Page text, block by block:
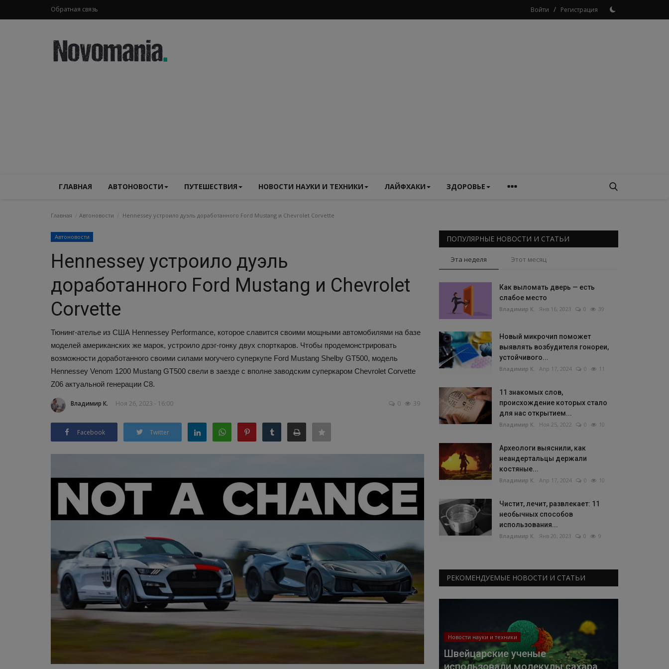
Обратная связь Войти / Регистрация
ГЛАВНАЯ АВТОНОВОСТИ ПУТЕШЕСТВИЯ НОВОСТИ НАУКИ И ТЕХНИКИ ЛАЙФХАКИ ЗДОРОВЬЕ
Главная Автоновости Hennessey устроило дуэль доработанного Ford Mustang и Chevrolet Corvette
Автоновости
Hennessey устроило дуэль
доработанного Ford Mustang и Chevrolet
Corvette
Тюнинг-ателье из США Hennessey Performance, которое славится своими мощными автомобилями на базе
моделей американских же марок, устроило дрэг-гонку двух спорткаров. Чтобы продемонстрировать
возможности доработанного своими силами могучего суперкупе Ford Mustang Shelby GT500, модель
Hennessey Venom 1200 Mustang GT500 свели в заезде с вполне заводским суперкаром Chevrolet Corvette
Z06 актуальной генерации C8.
Владимир К. Ноя 26, 2023 - 16:00 0 39
Facebook Twitter
ПОПУЛЯРНЫЕ НОВОСТИ И СТАТЬИ
Эта неделя Этот месяц
Как выломать дверь — есть
слабое место
Владимир К. Янв 16, 2023 0 39
Новый микрочип поможет
выявлять возбудителя гонореи,
устойчивого...
Владимир К. Апр 17, 2024 0 11
11 знакомых слов,
происхождение которых стало
для нас открытием...
Владимир К. Ноя 25, 2022 0 10
Археологи выяснили, как
неандертальцы держали
костяные...
Владимир К. Апр 17, 2024 0 10
Чистит, лечит, развлекает: 11
необычных способов
использования...
Владимир К. Янв 20, 2023 0 9
РЕКОМЕНДУЕМЫЕ НОВОСТИ И СТАТЬИ
Новости науки и техники
Швейцарские ученые
использовали молекулы сахара